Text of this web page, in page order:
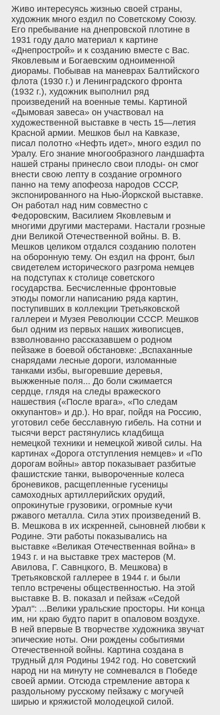
Живо интересуясь жизнью своей страны,
художник много ездил по Советскому Союзу.
Его пребывание на днепровской плотине в
1931 году дало материал к картине
«Днепрострой» и к созданию вместе с Вас.
Яковлевым и Богаевским одноименной
диорамы. Побывав на маневрах Балтийского
флота (1930 г.) и Ленинградского фронта
(1932 г.), художник выполнил ряд
произведений на военные темы. Картиной
«Дымовая завеса» он участвовал на
художественной выставке в честь 15—летия
Красной армии. Мешков был на Кавказе,
писал полотно «Нефть идет», много ездил по
Уралу. Его знание многообразного ландшафта
нашей страны принесло свои плоды- он смог
внести свою лепту в создание огромного
панно на тему апофеоза народов СССР,
экспонированного на Нью-Йоркской выставке.
Он работал над ним совместно с
Федоровским, Василием Яковлевым и
многими другими мастерами. Настали грозные
дни Великой Отечественной войны. В. В.
Мешков целиком отдался созданию полотен
на оборонную тему. Он ездил на фронт, был
свидетелем исторического разгрома немцев
на подступах к столице советского
государства. Бесчисленные фронтовые
этюды помогли написанию ряда картин,
поступивших в коллекции Третьяковской
галлереи и Музея Революции СССР. Мешков
был одним из первых наших живописцев,
взволнованно рассказавшем о родном
пейзаже в боевой обстановке: „Вспаханные
снарядами лесные дороги, изломанные
танками избы, выгоревшие деревья,
выжженные поля... До боли сжимается
сердце, глядя на следы вражеского
нашествия («После врага», «По следам
оккупантов» и др.). Но враг, пойдя на Россию,
уготовил себе бесславную гибель. На сотни и
тысячи верст растянулись кладбища
немецкой техники и немецкой живой силы. На
картинах «Дорога отступления немцев» и «По
дорогам войны» автор показывает разбитые
фашистские танки, вывороченные колеса
броневиков, расщепленные гусеницы
самоходных артиллерийских орудий,
опрокинутые грузовики, огромные кучи
ржавого металла. Сила этих произведений В.
В. Мешкова в их искренней, сыновней любви к
Родине. Эти работы показывались на
выставке «Великая Отечественная война» в
1943 г. и на выставке трех мастеров (М.
Авилова, Г. Савнцкого, В. Мешкова) в
Третьяковской галлерее в 1944 г. и были
тепло встречены общественностью. На этой
выставке В. В. показал и пейзаж «Седой
Урал": ...Велики уральские просторы. Ни конца
им, ни краю будто парит в опаловом воздухе.
В ней впервые В творчестве художника звучат
эпические ноты. Они рождены событиями
Отечественной войны. Картина создана в
трудный для Родины 1942 год. Но советский
народ ни на минуту не сомневался в Победе
своей армии. Отсюда стремление автора к
раздольному русскому пейзажу с могучей
ширью и кряжистой молодецкой силой.